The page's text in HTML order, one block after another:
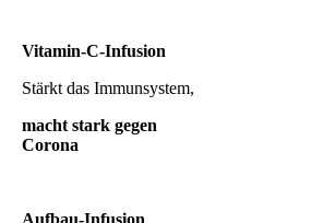
Vitamin-C-Infusion
Stärkt das Immunsystem,
macht stark gegen
Corona